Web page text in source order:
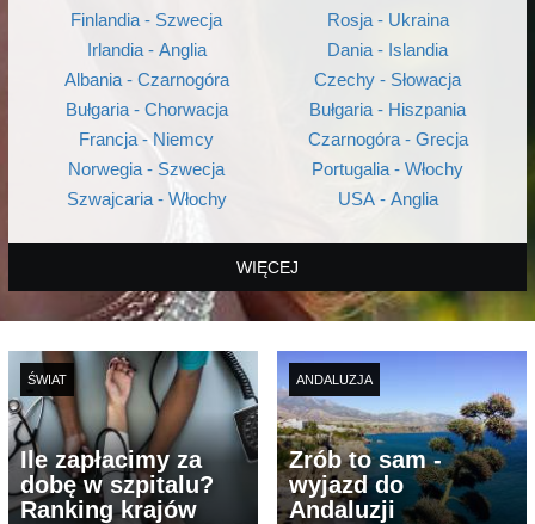
Finlandia - Szwecja
Irlandia - Anglia
Albania - Czarnogóra
Bułgaria - Chorwacja
Francja - Niemcy
Norwegia - Szwecja
Szwajcaria - Włochy
Rosja - Ukraina
Dania - Islandia
Czechy - Słowacja
Bułgaria - Hiszpania
Czarnogóra - Grecja
Portugalia - Włochy
USA - Anglia
WIĘCEJ
ŚWIAT
Ile zapłacimy za
dobę w szpitalu?
Ranking krajów
ANDALUZJA
Zrób to sam -
wyjazd do
Andaluzji